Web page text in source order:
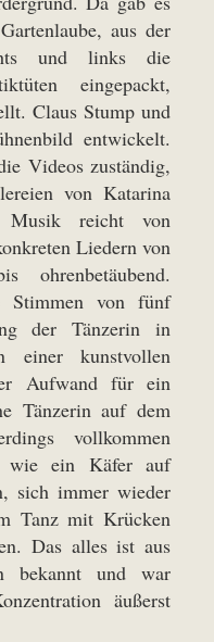
aus der
und links die
eingepackt,
Claus Stump und
entwickelt.
Videos zuständig,
von Katarina
Musik reicht von
Liedern von
Stimmen von fünf
der Tänzerin in
einer kunstvollen
Aufwand für ein
Tänzerin auf dem
vollkommen
wie ein Käfer auf
sich immer wieder
Tanz mit Krücken
Das alles ist aus
bekannt und war
äußerst